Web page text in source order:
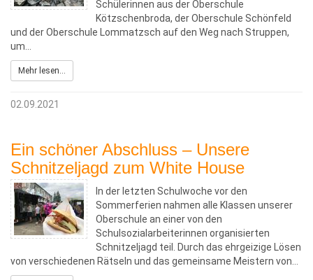
Schülerinnen aus der Oberschule
Kötzschenbroda, der Oberschule Schönfeld
und der Oberschule Lommatzsch auf den Weg nach Struppen,
um…
Mehr lesen...
02.09.2021
Ein schöner Abschluss – Unsere
Schnitzeljagd zum White House
In der letzten Schulwoche vor den
Sommerferien nahmen alle Klassen unserer
Oberschule an einer von den
Schulsozialarbeiterinnen organisierten
Schnitzeljagd teil. Durch das ehrgeizige Lösen
von verschiedenen Rätseln und das gemeinsame Meistern von…